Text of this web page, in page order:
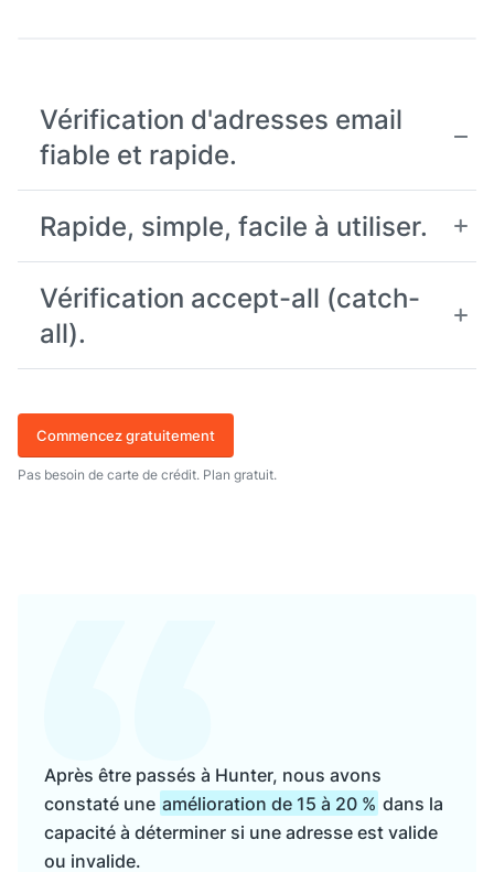
Vérification d'adresses email
fiable et rapide.
Rapide, simple, facile à utiliser.
Vérification accept-all (catch-
all).
Commencez gratuitement
Pas besoin de carte de crédit. Plan gratuit.
Après être passés à Hunter, nous avons
constaté une amélioration de 15 à 20 % dans la
capacité à déterminer si une adresse est valide
ou invalide.